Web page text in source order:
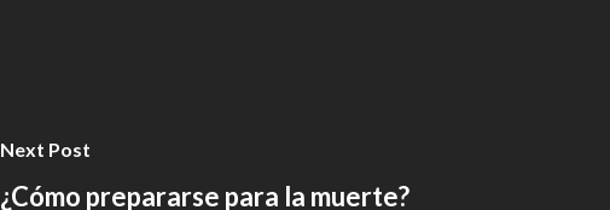
Next Post
¿Cómo prepararse para la muerte?